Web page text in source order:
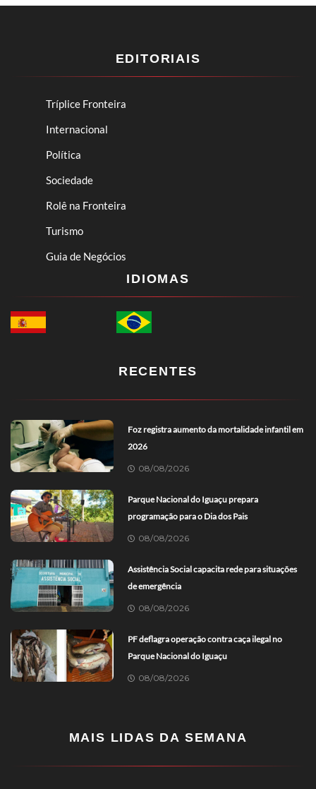
EDITORIAIS
Tríplice Fronteira
Internacional
Política
Sociedade
Rolê na Fronteira
Turismo
Guia de Negócios
IDIOMAS
RECENTES
Foz registra aumento da mortalidade infantil em
2026
08/08/2026
Parque Nacional do Iguaçu prepara
programação para o Dia dos Pais
08/08/2026
Assistência Social capacita rede para situações
de emergência
08/08/2026
PF deflagra operação contra caça ilegal no
Parque Nacional do Iguaçu
08/08/2026
MAIS LIDAS DA SEMANA